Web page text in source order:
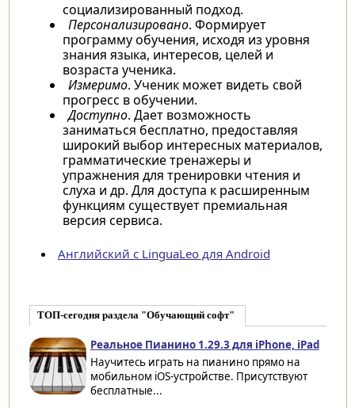
социализированный подход.
Персонализировано. Формирует
программу обучения, исходя из уровня
знания языка, интересов, целей и
возраста ученика.
Измеримо. Ученик может видеть свой
прогресс в обучении.
Доступно. Дает возможность
заниматься бесплатно, предоставляя
широкий выбор интересных материалов,
грамматические тренажеры и
упражнения для тренировки чтения и
слуха и др. Для доступа к расширенным
функциям существует премиальная
версия сервиса.
Английский с LinguaLeo для Android
ТОП-сегодня раздела "Обучающий софт"
Реальное Пианино 1.29.3 для iPhone, iPad
Научитесь играть на пианино прямо на
мобильном iOS-устройстве. Присутствуют
бесплатные...